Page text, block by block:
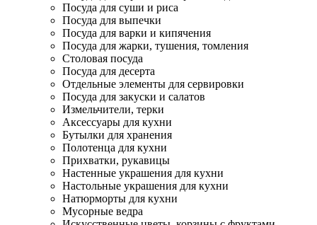
Посуда для суши и риса
Посуда для выпечки
Посуда для варки и кипячения
Посуда для жарки, тушения, томления
Столовая посуда
Посуда для десерта
Отдельные элементы для сервировки
Посуда для закуски и салатов
Измельчители, терки
Аксессуары для кухни
Бутылки для хранения
Полотенца для кухни
Прихватки, рукавицы
Настенные украшения для кухни
Настольные украшения для кухни
Натюрморты для кухни
Мусорные ведра